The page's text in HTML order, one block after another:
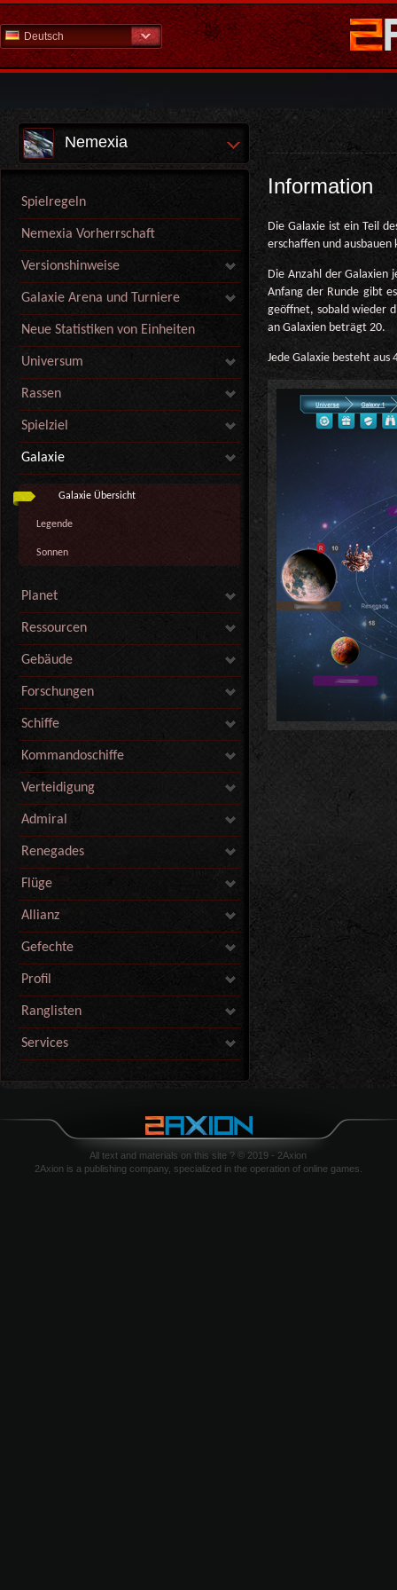
Deutsch
Nemexia
Spielregeln
Nemexia Vorherrschaft
Versionshinweise
Galaxie Arena und Turniere
Neue Statistiken von Einheiten
Universum
Rassen
Spielziel
Galaxie
Galaxie Übersicht
Legende
Sonnen
Planet
Ressourcen
Gebäude
Forschungen
Schiffe
Kommandoschiffe
Verteidigung
Admiral
Renegades
Flüge
Allianz
Gefechte
Profil
Ranglisten
Services
Information
Die Galaxie ist ein Teil
erschaffen und ausbauen
Die Anzahl der Galaxien
Anfang der Runde gibt
geöffnet, sobald wieder
an Galaxien beträgt 20.
Jede Galaxie besteht aus
All text and materials on this site ? © 2019 - 2Axion
2Axion is a publishing company, specialized in the operation of online games.